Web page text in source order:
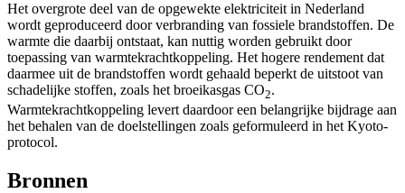
Het overgrote deel van de opgewekte elektriciteit in Nederland
wordt geproduceerd door verbranding van fossiele brandstoffen. De
warmte die daarbij ontstaat, kan nuttig worden gebruikt door
toepassing van warmtekrachtkoppeling. Het hogere rendement dat
daarmee uit de brandstoffen wordt gehaald beperkt de uitstoot van
schadelijke stoffen, zoals het broeikasgas CO2.
Warmtekrachtkoppeling levert daardoor een belangrijke bijdrage aan
het behalen van de doelstellingen zoals geformuleerd in het Kyoto-
protocol.
Bronnen